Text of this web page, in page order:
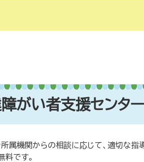
がい者支援センター
属機関からの相談に応じて、適切な指
料です。